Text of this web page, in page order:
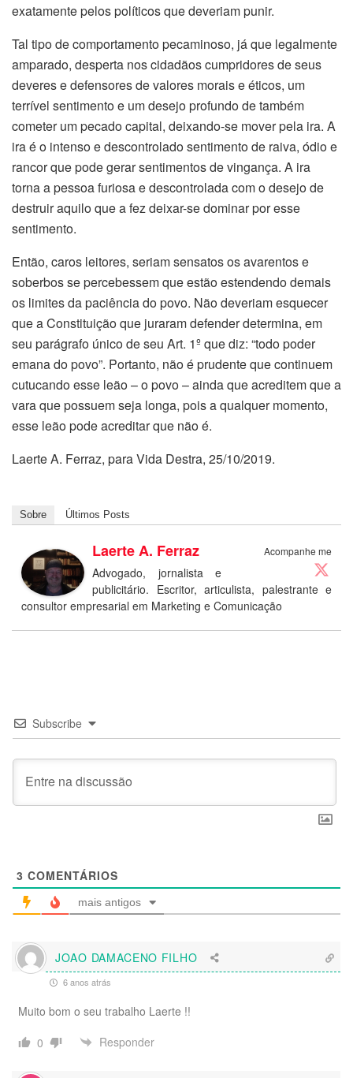
exatamente pelos políticos que deveriam punir.
Tal tipo de comportamento pecaminoso, já que legalmente
amparado, desperta nos cidadãos cumpridores de seus
deveres e defensores de valores morais e éticos, um
terrível sentimento e um desejo profundo de também
cometer um pecado capital, deixando-se mover pela ira. A
ira é o intenso e descontrolado sentimento de raiva, ódio e
rancor que pode gerar sentimentos de vingança. A ira
torna a pessoa furiosa e descontrolada com o desejo de
destruir aquilo que a fez deixar-se dominar por esse
sentimento.
Então, caros leitores, seriam sensatos os avarentos e
soberbos se percebessem que estão estendendo demais
os limites da paciência do povo. Não deveriam esquecer
que a Constituição que juraram defender determina, em
seu parágrafo único de seu Art. 1º que diz: “todo poder
emana do povo”. Portanto, não é prudente que continuem
cutucando esse leão – o povo – ainda que acreditem que a
vara que possuem seja longa, pois a qualquer momento,
esse leão pode acreditar que não é.
Laerte A. Ferraz, para Vida Destra, 25/10/2019.
Sobre Últimos Posts
Acompanhe me
Laerte A. Ferraz
Advogado, jornalista e
publicitário. Escritor, articulista, palestrante e
consultor empresarial em Marketing e Comunicação
Subscribe
3 COMENTÁRIOS
mais antigos
JOAO DAMACENO FILHO
6 anos atrás
Muito bom o seu trabalho Laerte !!
0
Responder